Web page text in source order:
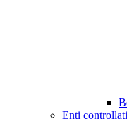
Enti controllati